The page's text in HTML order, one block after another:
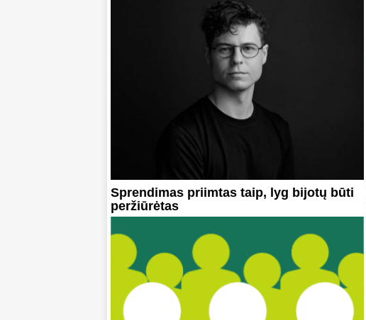
Sprendimas priimtas taip, lyg bijotų būti
peržiūrėtas